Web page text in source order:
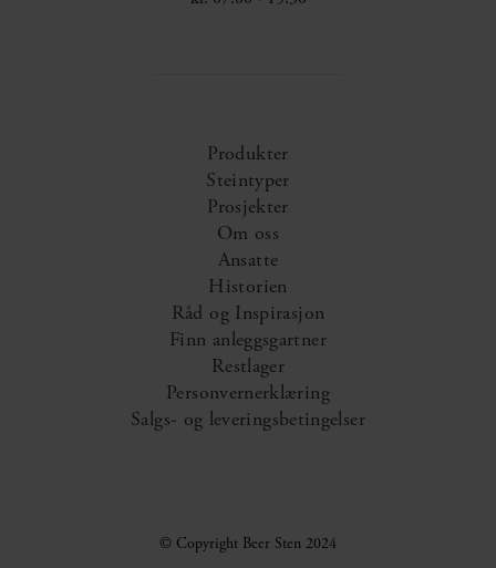
Produkter
Steintyper
Prosjekter
Om oss
Ansatte
Historien
Råd og Inspirasjon
Finn anleggsgartner
Restlager
Personvernerklæring
Salgs- og leveringsbetingelser
© Copyright Beer Sten 2024